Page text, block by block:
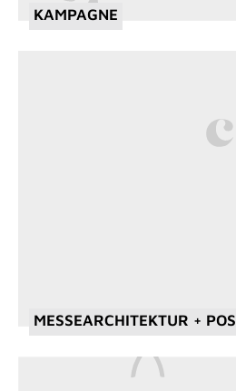
KAMPAGNE
MESSEARCHITEKTUR + POS